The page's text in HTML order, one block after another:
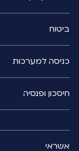
ביטוח
כניסה למערכות
חיסכון ופנסיה
אשראי